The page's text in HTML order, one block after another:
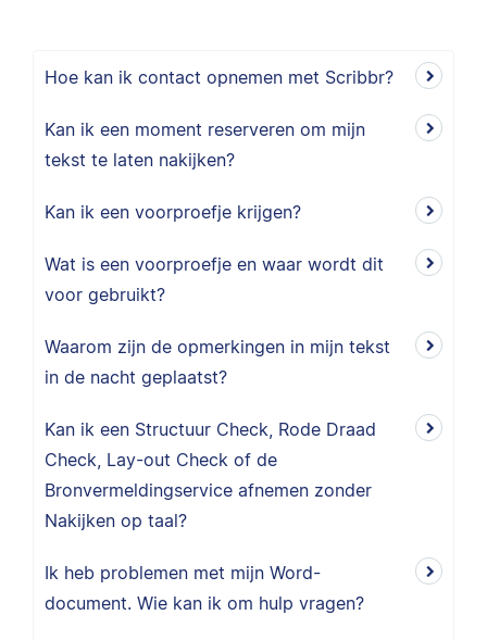
Hoe kan ik contact opnemen met Scribbr?
Kan ik een moment reserveren om mijn
tekst te laten nakijken?
Kan ik een voorproefje krijgen?
Wat is een voorproefje en waar wordt dit
voor gebruikt?
Waarom zijn de opmerkingen in mijn tekst
in de nacht geplaatst?
Kan ik een Structuur Check, Rode Draad
Check, Lay-out Check of de
Bronvermeldingservice afnemen zonder
Nakijken op taal?
Ik heb problemen met mijn Word-
document. Wie kan ik om hulp vragen?